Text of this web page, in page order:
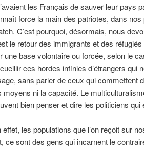
les Français de sauver leur pays
force la main des patriotes, dans
C’est pourquoi, désormais, nous
le retour des immigrants et des
une base volontaire ou forcée, selon le
ces hordes infinies d’étrangers qui
sans parler de ceux qui commettent
moyens ni la capacité. Le
bien penser et dire les politiciens qui
effet, les populations que l’on reçoit sur
ce sont des gens qui incarnent le